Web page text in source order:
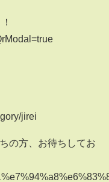
jirei
の方、お待ちしてお